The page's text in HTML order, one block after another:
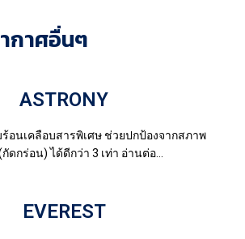
กาศอื่นๆ
ASTRONY
อนเคลือบสารพิเศษ ช่วยปกป้องจากสภาพ
ดกร่อน) ได้ดีกว่า 3 เท่า อ่านต่อ...
EVEREST